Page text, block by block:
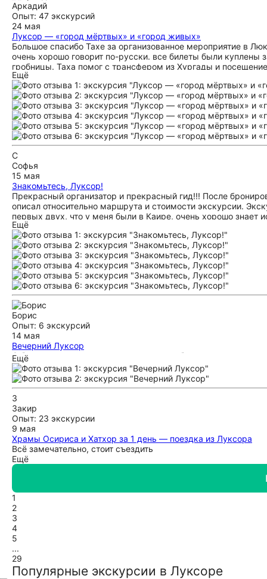
Аркадий
Опыт: 47 экскурсий
24 мая
Луксор — «город мёртвых» и «город живых»
Большое спасибо Тахе за организованное мероприятие в
очень хорошо говорит по-русски. все билеты были
гробницы. Таха помог с трансфером из Хургады и
брать комплексный осмотр Люксора. Как амулет гид
попробовали потом сами прогуляться по Люксору, и это
доллару». Причем идут за тобой минут 15 и продолжают
шестилетнему ребенку было тяжело. Еще раз спасибо Тахе
вкусная местная кухня, нам все понравилось. огромная
не видел
Ещё
С
Софья
15 мая
Знакомьтесь, Луксор!
Прекрасный организатор и прекрасный гид!!! После
описал относительно маршрута и стоимости экскурсии.
первых двух, что у меня были в Каире, очень хорошо знает
мы покатались в лодке по Нилу и поели вкусный обед
Таха с очень большим пониманием относится к желанию
предлагает пофотографировать и отвечает на большое
самое главное понимает русский менталитет!!!!! Очень
Ещё
Борис
Опыт: 6 экскурсий
14 мая
Вечерний Луксор
С большим удовольствием пишу отзыв об экскурсии,
увлеченный тысячелетней историей своей страны. Мы
русском языке. Ахмед сумел донести информацию так,
впечатление! Еще раз спасибо Тахе и его команде
Ещё
З
Закир
Опыт: 23 экскурсии
9 мая
Храмы Осириса и Хатхор за 1 день — поездка из Луксора
Всё замечательно, стоит съездить
Ещё
1
2
3
4
5
...
29
Популярные экскурсии в Луксоре